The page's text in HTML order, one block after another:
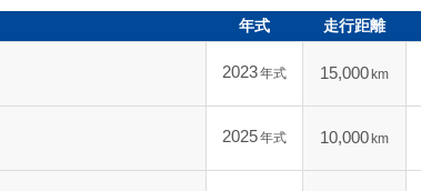
年式 走行距離
2023年式 15,000 km
2025年式 10,000 km